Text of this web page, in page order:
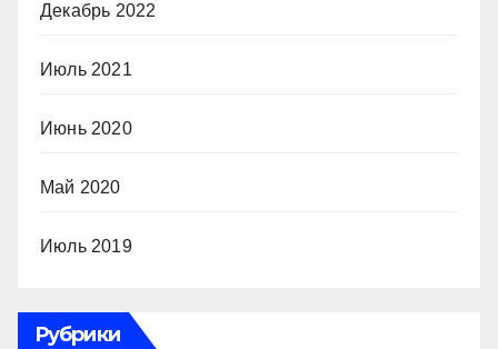
Декабрь 2022
Июль 2021
Июнь 2020
Май 2020
Июль 2019
Рубрики